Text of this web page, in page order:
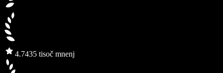
4.7435 tisoč mnenj